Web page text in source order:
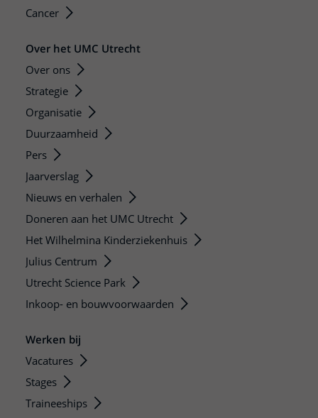
Cancer
Over het UMC Utrecht
Over ons
Strategie
Organisatie
Duurzaamheid
Pers
Jaarverslag
Nieuws en verhalen
Doneren aan het UMC Utrecht
Het Wilhelmina Kinderziekenhuis
Julius Centrum
Utrecht Science Park
Inkoop- en bouwvoorwaarden
Werken bij
Vacatures
Stages
Traineeships